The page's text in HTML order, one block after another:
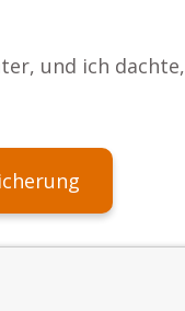
und ich dachte,